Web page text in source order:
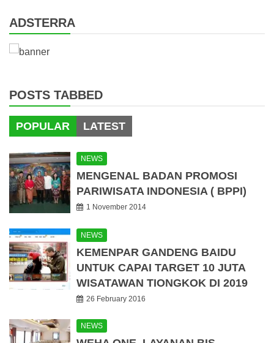
ADSTERRA
POSTS TABBED
POPULAR LATEST
NEWS
MENGENAL BADAN PROMOSI
PARIWISATA INDONESIA ( BPPI)
1 November 2014
NEWS
KEMENPAR GANDENG BAIDU
UNTUK CAPAI TARGET 10 JUTA
WISATAWAN TIONGKOK DI 2019
26 February 2016
NEWS